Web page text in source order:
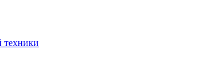
техники